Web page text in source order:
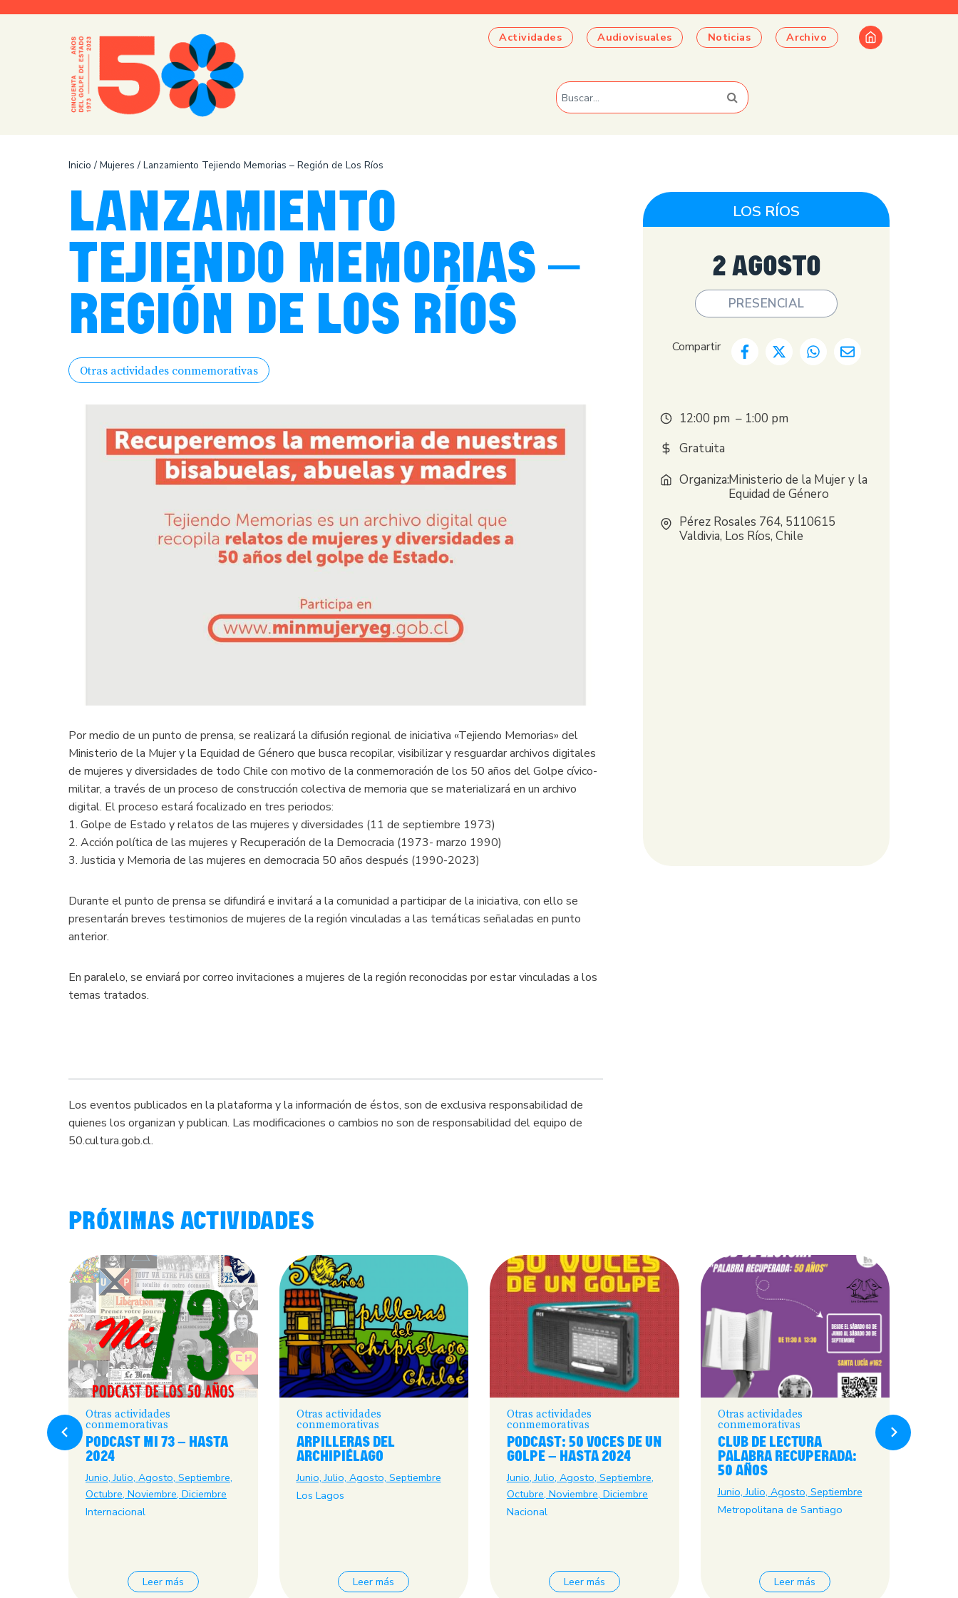
Actividades Audiovisuales Noticias Archivo
Inicio / Mujeres / Lanzamiento Tejiendo Memorias – Región de Los Ríos
LANZAMIENTO
TEJIENDO MEMORIAS –
REGIÓN DE LOS RÍOS
Otras actividades conmemorativas
Por medio de un punto de prensa, se realizará la difusión regional de iniciativa «Tejiendo Memorias» del
Ministerio de la Mujer y la Equidad de Género que busca recopilar, visibilizar y resguardar archivos digitales
de mujeres y diversidades de todo Chile con motivo de la conmemoración de los 50 años del Golpe cívico-
militar, a través de un proceso de construcción colectiva de memoria que se materializará en un archivo
digital. El proceso estará focalizado en tres periodos:
1. Golpe de Estado y relatos de las mujeres y diversidades (11 de septiembre 1973)
2. Acción política de las mujeres y Recuperación de la Democracia (1973- marzo 1990)
3. Justicia y Memoria de las mujeres en democracia 50 años después (1990-2023)
Durante el punto de prensa se difundirá e invitará a la comunidad a participar de la iniciativa, con ello se
presentarán breves testimonios de mujeres de la región vinculadas a las temáticas señaladas en punto
anterior.
En paralelo, se enviará por correo invitaciones a mujeres de la región reconocidas por estar vinculadas a los
temas tratados.
Los eventos publicados en la plataforma y la información de éstos, son de exclusiva responsabilidad de
quienes los organizan y publican. Las modificaciones o cambios no son de responsabilidad del equipo de
50.cultura.gob.cl.
LOS RÍOS
2 AGOSTO
PRESENCIAL
Compartir
12:00 pm – 1:00 pm
Gratuita
Organiza:Ministerio de la Mujer y la
Equidad de Género
Pérez Rosales 764, 5110615
Valdivia, Los Ríos, Chile
PRÓXIMAS ACTIVIDADES
Otras actividades
conmemorativas
PODCAST MI 73 – HASTA
2024
Junio, Julio, Agosto, Septiembre,
Octubre, Noviembre, Diciembre
Internacional
Leer más
Otras actividades
conmemorativas
ARPILLERAS DEL
ARCHIPIÉLAGO
Junio, Julio, Agosto, Septiembre
Los Lagos
Leer más
Otras actividades
conmemorativas
PODCAST: 50 VOCES DE UN
GOLPE – HASTA 2024
Junio, Julio, Agosto, Septiembre,
Octubre, Noviembre, Diciembre
Nacional
Leer más
Otras actividades
conmemorativas
CLUB DE LECTURA
PALABRA RECUPERADA:
50 AÑOS
Junio, Julio, Agosto, Septiembre
Metropolitana de Santiago
Leer más